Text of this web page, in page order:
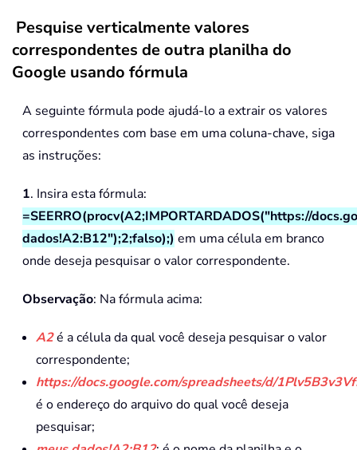
Pesquise verticalmente valores
correspondentes de outra planilha do
Google usando fórmula
A seguinte fórmula pode ajudá-lo a extrair os valores
correspondentes com base em uma coluna-chave, siga
as instruções:
1. Insira esta fórmula:
=SEERRO(procv(A2;IMPORTARDADOS("https://
dados!A2:B12");2;falso);) em uma célula em branco
onde deseja pesquisar o valor correspondente.
Observação: Na fórmula acima:
A2é a célula da qual você deseja pesquisar o valor
correspondente;
https://docs.google.com/spreadsheets/d/
é o endereço do arquivo do qual você deseja
pesquisar;